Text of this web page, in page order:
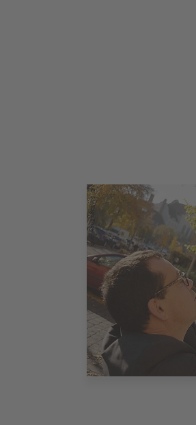
©
Santiago Engelhardt